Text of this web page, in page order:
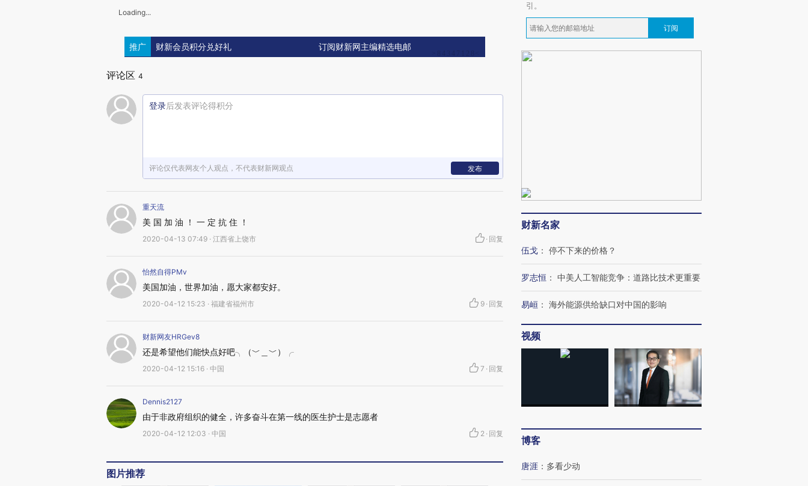
Loading...
推广 财新会员积分兑好礼 订阅财新网主编精选电邮
评论区 4
登录后发表评论得积分
评论仅代表网友个人观点，不代表财新网观点 发布
重天流
美 国 加 油 ！ 一 定 抗 住 ！
2020-04-13 07:49 · 江西省上饶市 · 回复
怡然自得PMv
美国加油，世界加油，愿大家都安好。
2020-04-12 15:23 · 福建省福州市 9 · 回复
财新网友HRGev8
还是希望他们能快点好吧╮（﹀＿﹀）╭
2020-04-12 15:16 · 中国 7 · 回复
Dennis2127
由于非政府组织的健全，许多奋斗在第一线的医生护士是志愿者
2020-04-12 12:03 · 中国 2 · 回复
图片推荐
引。
订阅
财新名家
伍戈 ： 停不下来的价格？
罗志恒 ： 中美人工智能竞争：道路比技术更重要
易峘 ： 海外能源供给缺口对中国的影响
视频
博客
唐涯 ： 多看少动